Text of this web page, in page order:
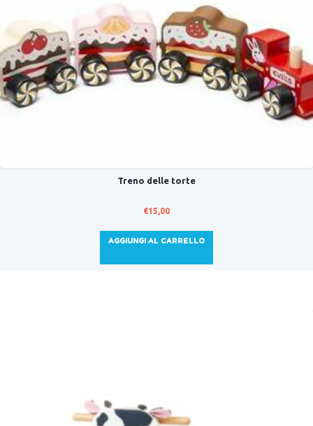
Treno delle torte
€15,00
AGGIUNGI AL CARRELLO